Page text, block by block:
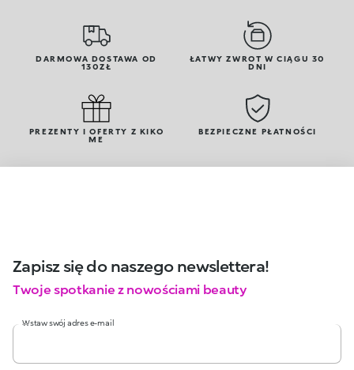
DARMOWA DOSTAWA OD
130ZŁ
ŁATWY ZWROT W CIĄGU 30
DNI
PREZENTY I OFERTY Z KIKO
ME
BEZPIECZNE PŁATNOŚCI
Zapisz się do naszego newslettera!
Twoje spotkanie z nowościami beauty
Wstaw swój adres e-mail